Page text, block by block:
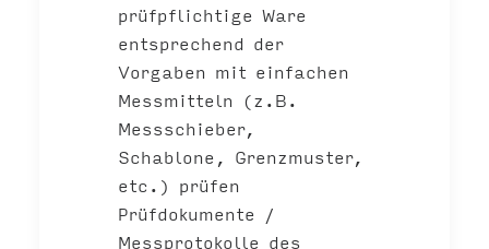
prüfpflichtige Ware
entsprechend der
Vorgaben mit einfachen
Messmitteln (z.B.
Messschieber,
Schablone, Grenzmuster,
etc.) prüfen
Prüfdokumente /
Messprotokolle des